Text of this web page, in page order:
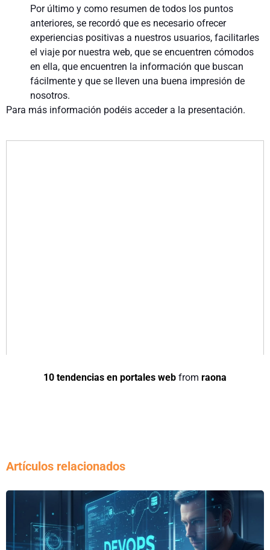
Por último y como resumen de todos los puntos
anteriores, se recordó que es necesario ofrecer
experiencias positivas a nuestros usuarios, facilitarles
el viaje por nuestra web, que se encuentren cómodos
en ella, que encuentren la información que buscan
fácilmente y que se lleven una buena impresión de
nosotros.
Para más información podéis acceder a la presentación.
10 tendencias en portales web from raona
Artículos relacionados